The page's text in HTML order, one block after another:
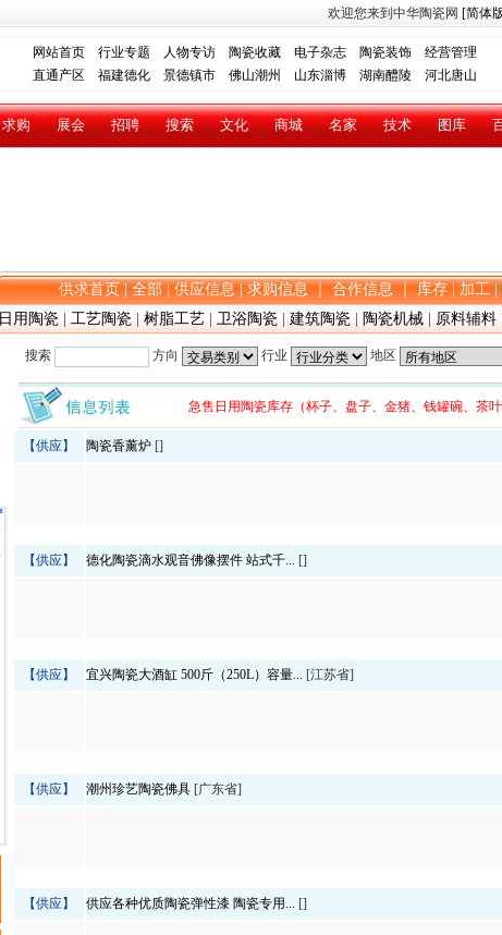
欢迎您来到中华陶瓷网 [简体
网站首页 行业专题 人物专访 陶瓷收藏 电子杂志 陶瓷装饰 经营管理
直通产区 福建德化 景德镇市 佛山潮州 山东淄博 湖南醴陵 河北唐山
求购 展会 招聘 搜索 文化 商城 名家 技术 图库
供求首页|全部|供应信息|求购信息｜合作信息｜库存|加工|
日用陶瓷| 工艺陶瓷| 树脂工艺| 卫浴陶瓷| 建筑陶瓷| 陶瓷机械| 原料辅料|
搜索 方向 行业 地区
急售日用陶瓷库存（杯子、盘子、金猪、钱罐碗、茶叶
【供应】 陶瓷香薰炉[]
【供应】 德化陶瓷滴水观音佛像摆件 站式千... []
【供应】 宜兴陶瓷大酒缸 500斤（250L）容量... [江苏省]
【供应】 潮州珍艺陶瓷佛具[广东省]
【供应】 供应各种优质陶瓷弹性漆 陶瓷专用... []